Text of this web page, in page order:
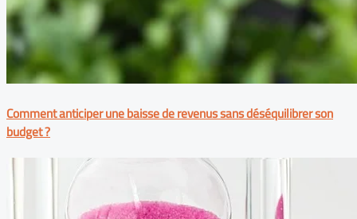
Comment anticiper une baisse de revenus sans déséquilibrer son
budget ?